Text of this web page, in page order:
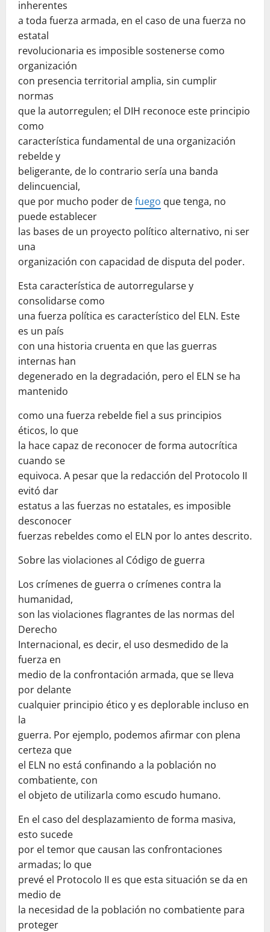
inherentes
a toda fuerza armada, en el caso de una fuerza no
estatal
revolucionaria es imposible sostenerse como
organización
con presencia territorial amplia, sin cumplir
normas
que la autorregulen; el DIH reconoce este principio
como
característica fundamental de una organización
rebelde y
beligerante, de lo contrario sería una banda
delincuencial,
que por mucho poder defuego que tenga, no
puede establecer
las bases de un proyecto político alternativo, ni ser
una
organización con capacidad de disputa del poder.
Esta característica de autorregularse y
consolidarse como
una fuerza política es característico del ELN. Este
es un país
con una historia cruenta en que las guerras
internas han
degenerado en la degradación, pero el ELN se ha
mantenido
como una fuerza rebelde fiel a sus principios
éticos, lo que
la hace capaz de reconocer de forma autocrítica
cuando se
equivoca. A pesar que la redacción del Protocolo II
evitó dar
estatus a las fuerzas no estatales, es imposible
desconocer
fuerzas rebeldes como el ELN por lo antes descrito.
Sobre las violaciones al Código de guerra
Los crímenes de guerra o crímenes contra la
humanidad,
son las violaciones flagrantes de las normas del
Derecho
Internacional, es decir, el uso desmedido de la
fuerza en
medio de la confrontación armada, que se lleva
por delante
cualquier principio ético y es deplorable incluso en
la
guerra. Por ejemplo, podemos afirmar con plena
certeza que
el ELN no está confinando a la población no
combatiente, con
el objeto de utilizarla como escudo humano.
En el caso del desplazamiento de forma masiva,
esto sucede
por el temor que causan las confrontaciones
armadas; lo que
prevé el Protocolo II es que esta situación se da en
medio de
la necesidad de la población no combatiente para
proteger